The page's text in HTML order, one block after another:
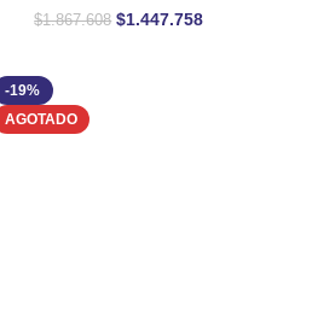
Negocios
$1.867.608 $1.447.758
-19%
AGOTADO